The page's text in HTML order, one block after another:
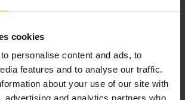
cookies
personalise content and ads, to
features and to analyse our traffic.
about your use of our site with
advertising and analytics partners who
der technischen Spezifikationen und
des Fahrzeugs.